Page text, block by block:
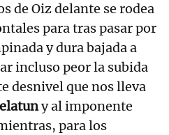
de Oiz delante se rodea
para tras pasar por
y dura bajada a
incluso peor la subida
desnivel que nos lleva
y al imponente
para los